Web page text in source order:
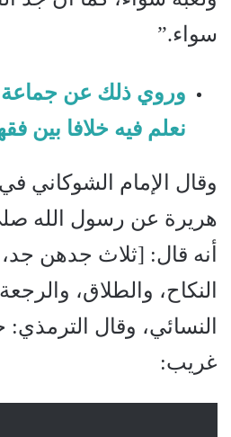
سواء.”
وروي ذلك عن جماعة
نعلم فيه خلافا بين
وقال الإمام الشوكاني
هريرة عن رسول الله
أنه قال: [ثلاث جدهن
النكاح، والطلاق،
النسائي، وقال
غريب: